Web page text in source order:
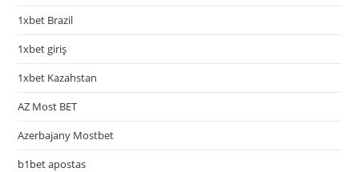
1xbet Brazil
1xbet giriş
1xbet Kazahstan
AZ Most BET
Azerbajany Mostbet
b1bet apostas